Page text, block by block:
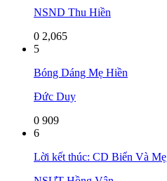
NSND Thu Hiền
0 2,065
5
Bóng Dáng Mẹ Hiền
Đức Duy
0 909
6
Lời kết thúc: CD Biển Và Mẹ